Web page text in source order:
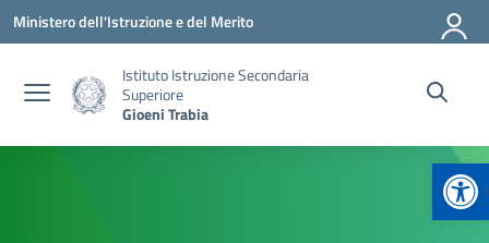
Vai ai contenuti
Vai al menu di navigazione
Vai al footer
Ministero dell'Istruzione e del Merito
Istituto Istruzione Secondaria
Superiore
Gioeni Trabia